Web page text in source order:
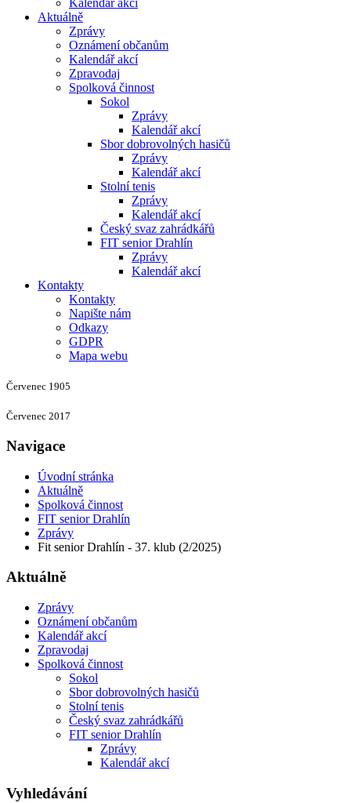
Aktuálně
Zprávy
Oznámení občanům
Kalendář akcí
Zpravodaj
Spolková činnost
Sokol
Zprávy
Kalendář akcí
Sbor dobrovolných hasičů
Zprávy
Kalendář akcí
Stolní tenis
Zprávy
Kalendář akcí
Český svaz zahrádkářů
FIT senior Drahlín
Zprávy
Kalendář akcí
Kontakty
Kontakty
Napište nám
Odkazy
GDPR
Mapa webu
Červenec 1905
Červenec 2017
Navigace
Úvodní stránka
Aktuálně
Spolková činnost
FIT senior Drahlín
Zprávy
Fit senior Drahlín - 37. klub (2/2025)
Aktuálně
Zprávy
Oznámení občanům
Kalendář akcí
Zpravodaj
Spolková činnost
Sokol
Sbor dobrovolných hasičů
Stolní tenis
Český svaz zahrádkářů
FIT senior Drahlín
Zprávy
Kalendář akcí
Vyhledávání